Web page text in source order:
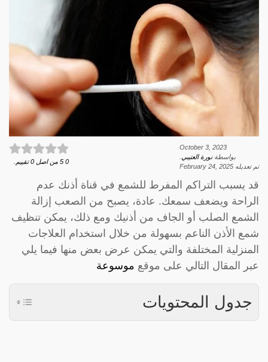
October 3, 2023
بواسطةنورة العتيبي
تم تعديله February 24, 2025
0
5 من اصل 0 تقييم.
قد يسبب التراكم المفرط للشمع في قناة أذنك عدم
الراحة ويضعف سمعك. عادة، يصبح من الصعب إزالة
الشمع الصلب أو الجاف من أذنيك ومع ذلك، يمكن تنظيف
شمع الأذن الناعم بسهولة من خلال استخدام العلاجات
المنزلية المختلفة والتي يمكن عرض بعض منها فيما يلي
عبر المقال التالي على موقع موسوعة
جدول المحتويات